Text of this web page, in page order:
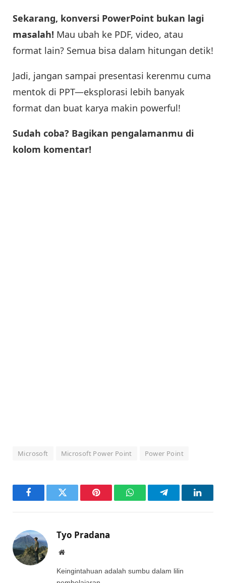
Sekarang, konversi PowerPoint bukan lagi
masalah! Mau ubah ke PDF, video, atau
format lain? Semua bisa dalam hitungan detik!
Jadi, jangan sampai presentasi kerenmu cuma
mentok di PPT—eksplorasi lebih banyak
format dan buat karya makin powerful!
Sudah coba? Bagikan pengalamanmu di
kolom komentar!
Microsoft Microsoft Power Point Power Point
FacebookTwitter Pinterest WhatsAppTelegram
Tyo Pradana
Website
Keingintahuan adalah sumbu dalam lilin